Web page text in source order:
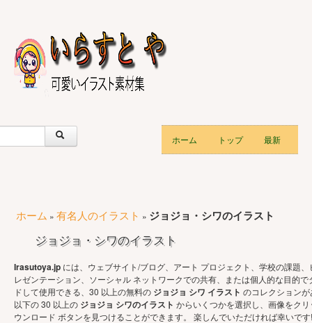
ホーム トップ 最新
ホーム » 有名人のイラスト » ジョジョ・シワのイラスト
ジョジョ・シワのイラスト
Irasutoya.jp には、ウェブサイト/ブログ、アート プロジェクト、学校の課題、
レゼンテーション、ソーシャル ネットワークでの共有、または個人的な目的で
ドして使用できる、30 以上の無料の ジョジョ シワ イラスト のコレクション
以下の 30 以上の ジョジョ シワのイラスト からいくつかを選択し、画像をク
ウンロード ボタンを見つけることができます。 楽しんでいただければ幸いです!